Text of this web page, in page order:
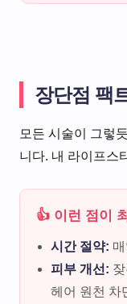
장단점 팩
모든 시술이 그렇
니다. 내 라이프스
👍 이런 점이
시간 절약:
피부 개선:
헤어 원천 차